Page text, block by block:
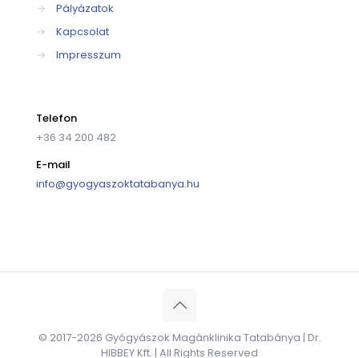
→
Pályázatok
→
Kapcsolat
→
Impresszum
Telefon
+36 34 200 482
E-mail
info@gyogyaszoktatabanya.hu
© 2017-2026 Gyógyászok Magánklinika Tatabánya | Dr.
HIBBEY Kft. | All Rights Reserved